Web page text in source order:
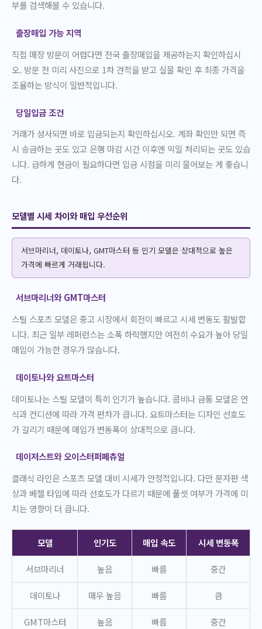
부를 검색해볼 수 있습니다.
출장매입 가능 지역
직접 매장 방문이 어렵다면 전국 출장매입을 제공하는지 확인하십시
오. 방문 전 미리 사진으로 1차 견적을 받고 실물 확인 후 최종 가격을
조율하는 방식이 일반적입니다.
당일입금 조건
거래가 성사되면 바로 입금되는지 확인하십시오. 계좌 확인만 되면 즉
시 송금하는 곳도 있고 은행 마감 시간 이후엔 익일 처리되는 곳도 있습
니다. 급하게 현금이 필요하다면 입금 시점을 미리 물어보는 게 좋습니
다.
모델별 시세 차이와 매입 우선순위
서브마리너, 데이토나, GMT마스터 등 인기 모델은 상대적으로 높은
가격에 빠르게 거래됩니다.
서브마리너와 GMT마스터
스틸 스포츠 모델은 중고 시장에서 회전이 빠르고 시세 변동도 활발합
니다. 최근 일부 레퍼런스는 소폭 하락했지만 여전히 수요가 높아 당일
매입이 가능한 경우가 많습니다.
데이토나와 요트마스터
데이토나는 스틸 모델이 특히 인기가 높습니다. 콤비나 금통 모델은 연
식과 컨디션에 따라 가격 편차가 큽니다. 요트마스터는 디자인 선호도
가 갈리기 때문에 매입가 변동폭이 상대적으로 큽니다.
데이저스트와 오이스터퍼페츄얼
클래식 라인은 스포츠 모델 대비 시세가 안정적입니다. 다만 문자판 색
상과 베젤 타입에 따라 선호도가 다르기 때문에 풀셋 여부가 가격에 미
치는 영향이 더 큽니다.
모델 인기도 매입 속도 시세 변동폭
서브마리너 높음 빠름 중간
데이토나 매우 높음 빠름 큼
GMT마스터 높음 빠름 중간